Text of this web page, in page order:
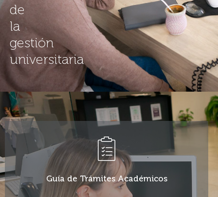
de
la
gestión
universitaria
Guía de Trámites Académicos
VER GUÍA DE TRÁMITES